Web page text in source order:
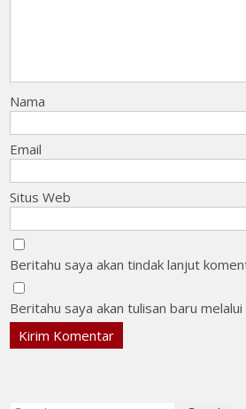
Nama
Email
Situs Web
Beritahu saya akan tindak lanjut
Beritahu saya akan tulisan baru melalui